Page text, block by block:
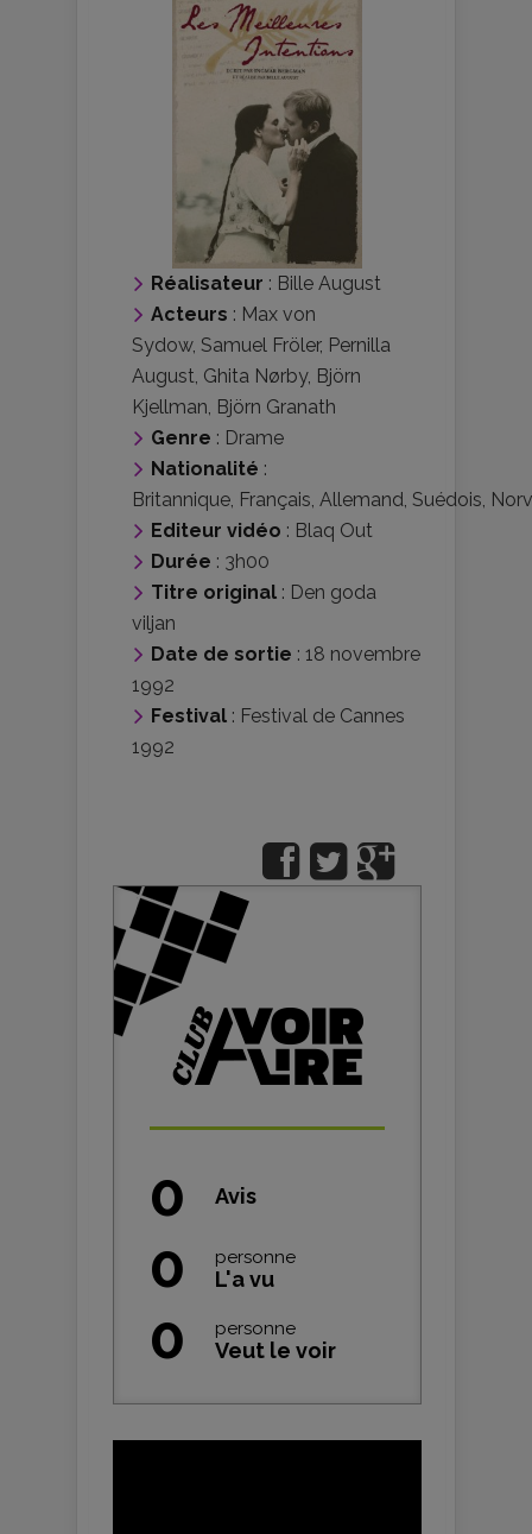
Réalisateur : Bille August
Acteurs : Max von
Sydow, Samuel Fröler, Pernilla
August, Ghita Nørby, Björn
Kjellman, Björn Granath
Genre : Drame
Nationalité :
Britannique, Français, Allemand, Suédois,
Editeur vidéo : Blaq Out
Durée : 3h00
Titre original : Den goda
viljan
Date de sortie : 18 novembre
1992
Festival : Festival de Cannes
1992
0 Avis
0 personne
L'a vu
0 personne
Veut le voir